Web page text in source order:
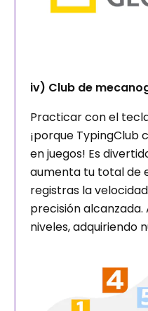
iv) Club de
Practicar con el
¡porque TypingClub
en juegos! Es
aumenta tu total de
registras la
precisión
niveles, adquiriendo